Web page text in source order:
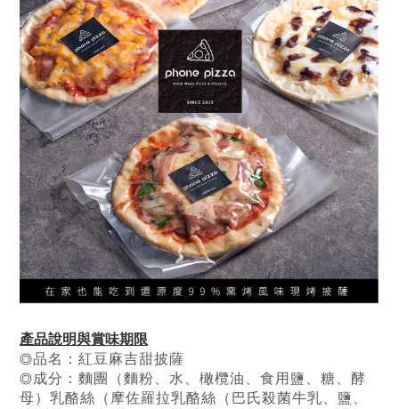
產品說明與賞味期限
◎品名：紅豆麻吉甜披薩
◎成分：麵團（麵粉、水、橄欖油、食用鹽、糖、酵
母） 乳酪絲（摩佐羅拉乳酪絲（巴氏殺菌牛乳、鹽、